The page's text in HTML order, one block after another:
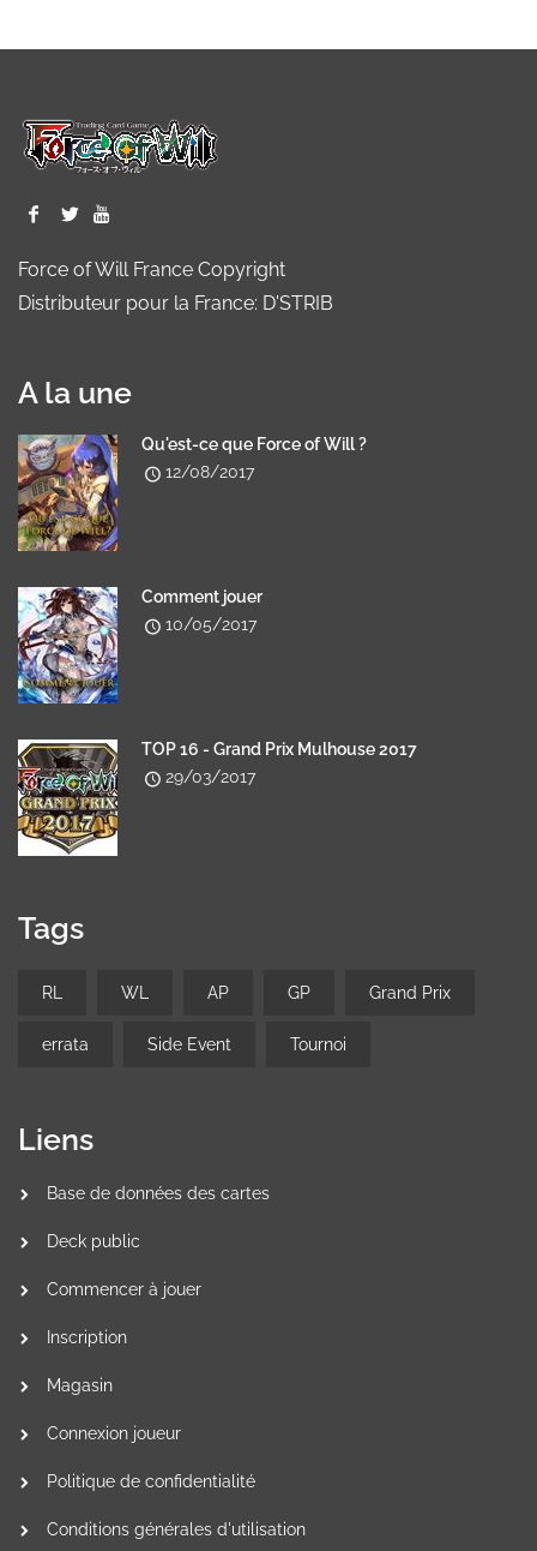
Force of Will France Copyright
Distributeur pour la France: D'STRIB
A la une
Qu'est-ce que Force of Will ?
12/08/2017
Comment jouer
10/05/2017
TOP 16 - Grand Prix Mulhouse 2017
29/03/2017
Tags
RL WL AP GP Grand Prix
errata Side Event Tournoi
Liens
Base de données des cartes
Deck public
Commencer à jouer
Inscription
Magasin
Connexion joueur
Politique de confidentialité
Conditions générales d'utilisation